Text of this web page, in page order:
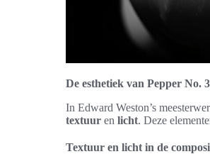
De esthetiek van Pepper No.
In Edward Weston’s
textuur en licht. Deze
Textuur en licht in de